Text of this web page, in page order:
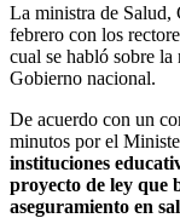
La ministra de Salud,
febrero con los
cual se habló sobre la
Gobierno nacional.
De acuerdo con un
minutos por el
instituciones
proyecto de ley que
aseguramiento en